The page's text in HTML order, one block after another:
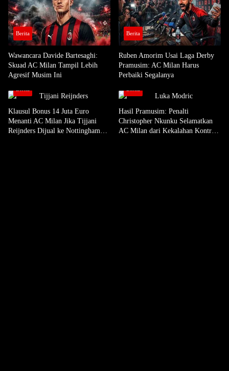
Berita
Wawancara Davide Bartesaghi:
Skuad AC Milan Tampil Lebih
Agresif Musim Ini
Berita
Ruben Amorim Usai Laga Derby
Pramusim: AC Milan Harus
Perbaiki Segalanya
Berita
Klausul Bonus 14 Juta Euro
Menanti AC Milan Jika Tijjani
Reijnders Dijual ke Nottingham
Berita
Hasil Pramusim: Penalti
Christopher Nkunku Selamatkan
AC Milan dari Kekalahan Kontra